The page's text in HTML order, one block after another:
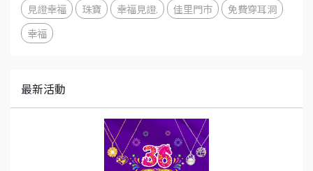
見證幸福
珠寶 幸福見證. 佳里門市
免費穿耳洞
幸福
最新活動